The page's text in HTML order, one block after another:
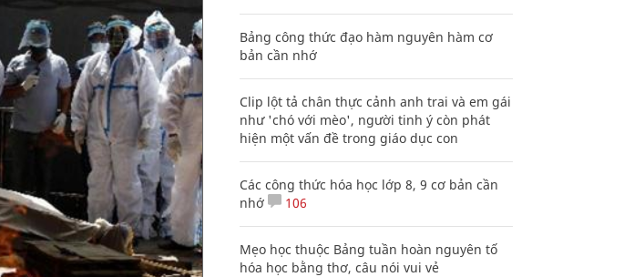
Bảng công thức đạo hàm nguyên hàm cơ
bản cần nhớ
Clip lột tả chân thực cảnh anh trai và em gái
như 'chó với mèo', người tinh ý còn phát
hiện một vấn đề trong giáo dục con
Các công thức hóa học lớp 8, 9 cơ bản cần
nhớ
106
Mẹo học thuộc Bảng tuần hoàn nguyên tố
hóa học bằng thơ, câu nói vui vẻ